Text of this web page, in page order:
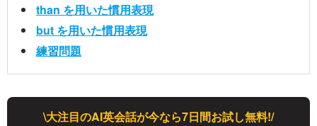
than を用いた慣用表現
but を用いた慣用表現
練習問題
\大注目のAI英会話が今なら7日間お試し無料!/